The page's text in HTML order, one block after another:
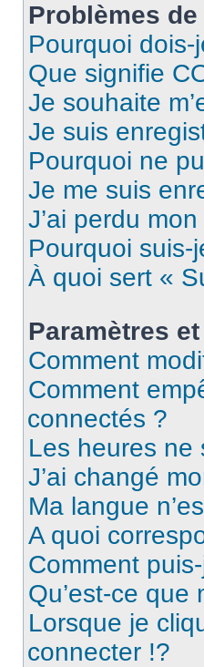
Problèmes
Pourquoi dois-
Que signifie
Je souhaite
Je suis
Pourquoi ne
Je me suis
J’ai perdu
Pourquoi
À quoi sert «
Paramètres
Comment
Comment
connectés ?
Les heures ne
J’ai changé
Ma langue
A quoi
Comment
Qu’est-ce
Lorsque je
connecter !?